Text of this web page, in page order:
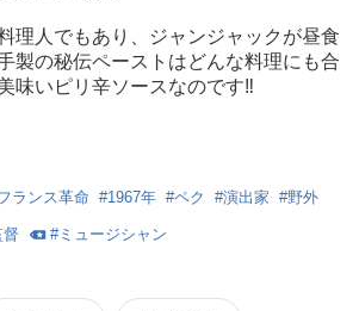
理人でもあり、ジャンジャックが昼食
製の秘伝ペーストはどんな料理にも合
味いピリ辛ソースなのです‼︎
ランス革命 #1967年 #ペク #演出家 #野外
#ミュージシャン